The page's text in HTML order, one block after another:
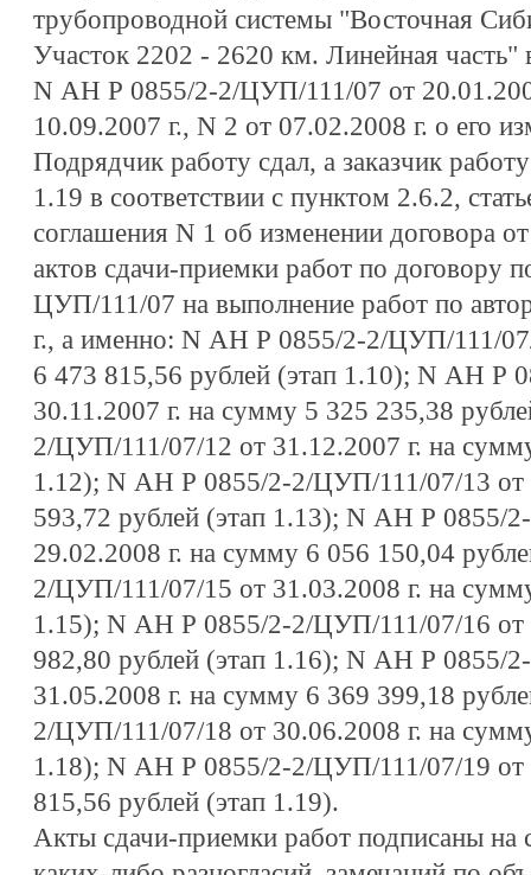
трубопроводной системы "Восточная
Участок 2202 - 2620 км. Линейная часть"
N АН Р 0855/2-2/ЦУП/111/07 от
10.09.2007 г., N 2 от 07.02.2008 г. о его
Подрядчик работу сдал, а заказчик
1.19 в соответствии с пунктом 2.6.2,
соглашения N 1 об изменении договора
актов сдачи-приемки работ по договору
ЦУП/111/07 на выполнение работ по
г., а именно: N АН Р 0855/2-2/ЦУП/111/
6 473 815,56 рублей (этап 1.10); N АН Р
30.11.2007 г. на сумму 5 325 235,38
2/ЦУП/111/07/12 от 31.12.2007 г. на
1.12); N АН Р 0855/2-2/ЦУП/111/07/13 от
593,72 рублей (этап 1.13); N АН Р 0855/
29.02.2008 г. на сумму 6 056 150,04
2/ЦУП/111/07/15 от 31.03.2008 г. на
1.15); N АН Р 0855/2-2/ЦУП/111/07/16 от
982,80 рублей (этап 1.16); N АН Р 0855/
31.05.2008 г. на сумму 6 369 399,18
2/ЦУП/111/07/18 от 30.06.2008 г. на
1.18); N АН Р 0855/2-2/ЦУП/111/07/19 от
815,56 рублей (этап 1.19).
Акты сдачи-приемки работ подписаны